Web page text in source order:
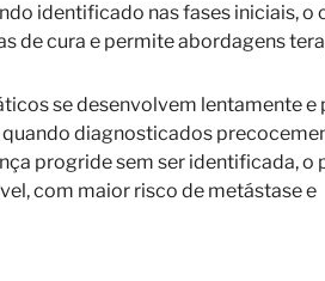
identificado nas fases iniciais, o
de cura e permite abordagens
se desenvolvem lentamente e
diagnosticados
progride sem ser identificada, o
com maior risco de metástase e